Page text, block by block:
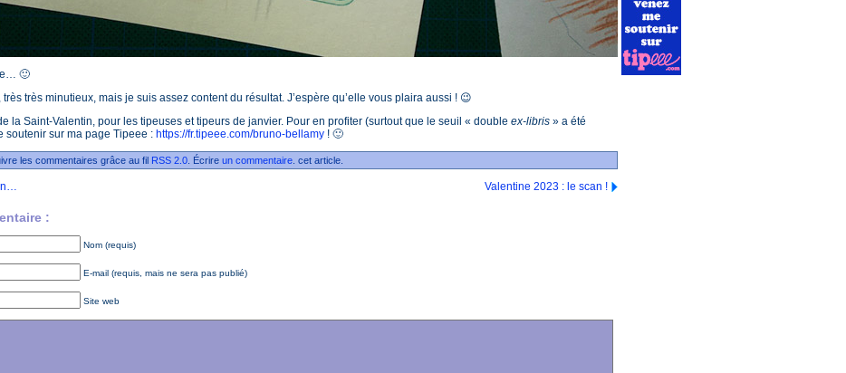
🙂
très très minutieux, mais je suis assez content du résultat. J’espère qu’elle vous plaira aussi ! 😉
la Saint-Valentin, pour les tipeuses et tipeurs de janvier. Pour en profiter (surtout que le seuil « double ex-libris » a été
soutenir sur ma page Tipeee : https://fr.tipeee.com/bruno-bellamy ! 🙂
les commentaires grâce au fil RSS 2.0 . Écrire un commentaire . cet article.
Valentine 2023 : le scan !
:
Nom (requis)
E-mail (requis, mais ne sera pas publié)
Site web